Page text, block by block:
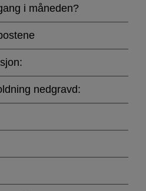
i måneden?
nedgravd: